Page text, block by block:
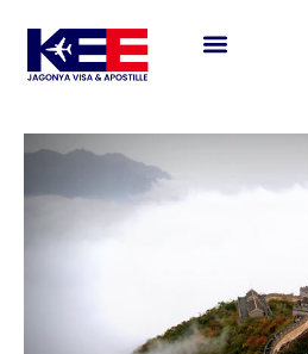
content